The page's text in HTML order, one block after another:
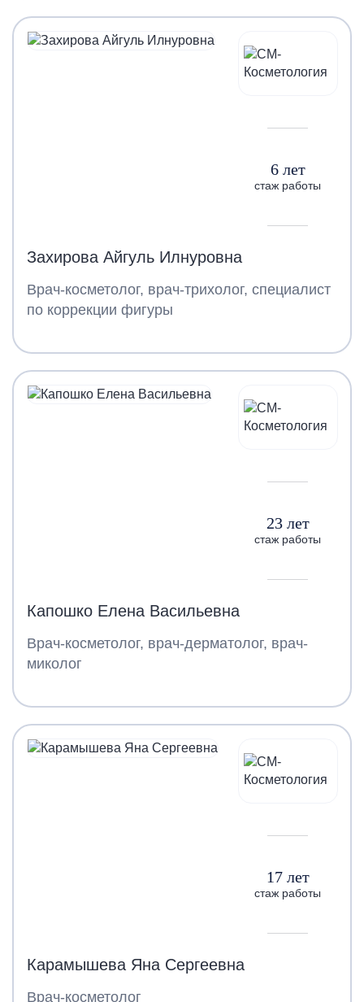
6 лет
стаж работы
Захирова Айгуль Илнуровна
Врач-косметолог, врач-трихолог, специалист
по коррекции фигуры
23 лет
стаж работы
Капошко Елена Васильевна
Врач-косметолог, врач-дерматолог, врач-
миколог
17 лет
стаж работы
Карамышева Яна Сергеевна
Врач-косметолог